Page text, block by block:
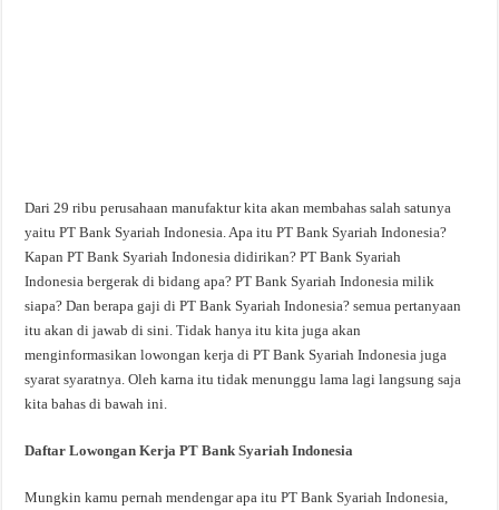
Dari 29 ribu perusahaan manufaktur kita akan membahas salah satunya
yaitu PT Bank Syariah Indonesia. Apa itu PT Bank Syariah Indonesia?
Kapan PT Bank Syariah Indonesia didirikan? PT Bank Syariah
Indonesia bergerak di bidang apa? PT Bank Syariah Indonesia milik
siapa? Dan berapa gaji di PT Bank Syariah Indonesia? semua pertanyaan
itu akan di jawab di sini. Tidak hanya itu kita juga akan
menginformasikan lowongan kerja di PT Bank Syariah Indonesia juga
syarat syaratnya. Oleh karna itu tidak menunggu lama lagi langsung saja
kita bahas di bawah ini.
Daftar Lowongan Kerja PT Bank Syariah Indonesia
Mungkin kamu pernah mendengar apa itu PT Bank Syariah Indonesia,